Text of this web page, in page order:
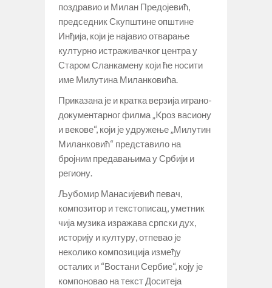
поздравио и Милан Предојевић,
председник Скупштине општине
Инђија, који је најавио отварање
културно истраживачког центра у
Старом Сланкамену који ће носити
име Милутина Миланковића.
Приказана је и кратка верзија играно-
документарног филма „Kроз васиону
и векове“, који је удружење „Милутин
Миланковић“ представило на
бројним предавањима у Србији и
региону.
Љубомир Манасијевић певач,
композитор и текстописац, уметник
чија музика изражава српски дух,
историју и културу, отпевао је
неколико композиција између
осталих и “Востани Сербие“, коју је
компоновао на текст Доситеја